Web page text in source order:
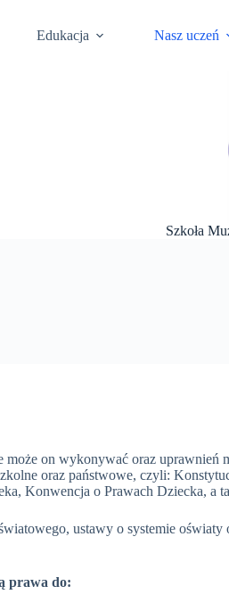
Szkoła
Edukacja Nasz uczeń
on wykonywać oraz uprawnień
oraz państwowe, czyli:
Konwencja o Prawach Dziecka, a
ustawy o systemie oświaty
prawa do: